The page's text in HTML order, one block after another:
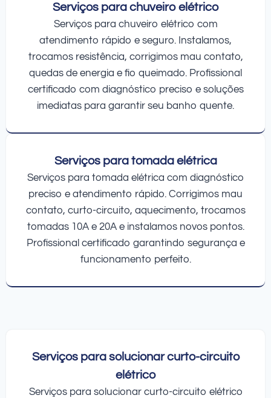
Serviços para chuveiro elétrico
Serviços para chuveiro elétrico com
atendimento rápido e seguro. Instalamos,
trocamos resistência, corrigimos mau contato,
quedas de energia e fio queimado. Profissional
certificado com diagnóstico preciso e soluções
imediatas para garantir seu banho quente.
Serviços para tomada elétrica
Serviços para tomada elétrica com diagnóstico
preciso e atendimento rápido. Corrigimos mau
contato, curto-circuito, aquecimento, trocamos
tomadas 10A e 20A e instalamos novos pontos.
Profissional certificado garantindo segurança e
funcionamento perfeito.
Serviços para solucionar curto-circuito
elétrico
Serviços para solucionar curto-circuito elétrico